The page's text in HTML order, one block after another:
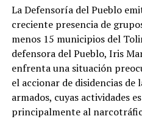
La Defensoría del Pueblo
creciente presencia de
menos 15 municipios del
defensora del Pueblo, Iris
enfrenta una situación
el accionar de disidencias de
armados, cuyas actividades
principalmente al